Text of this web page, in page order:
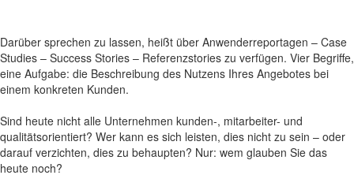
Darüber sprechen zu lassen, heißt über Anwenderreportagen – Case
Studies – Success Stories – Referenzstories zu verfügen. Vier Begriffe,
eine Aufgabe: die Beschreibung des Nutzens Ihres Angebotes bei
einem konkreten Kunden.
Sind heute nicht alle Unternehmen kunden-, mitarbeiter- und
qualitätsorientiert? Wer kann es sich leisten, dies nicht zu sein – oder
darauf verzichten, dies zu behaupten? Nur: wem glauben Sie das
heute noch?